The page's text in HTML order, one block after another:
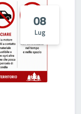
08
Lug